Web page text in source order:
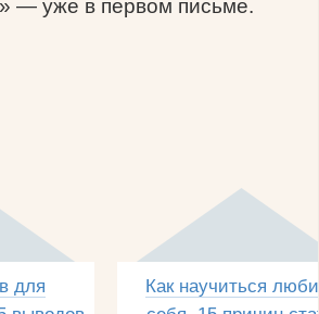
— уже в первом письме.
для
Как научиться